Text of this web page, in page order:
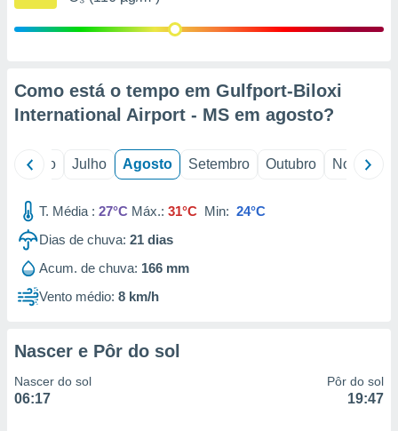
estudos
de
1199
Como está o tempo em Gulfport-Biloxi
International Airport - MS em agosto?
Junho Julho Agosto Setembro Outubro Novembro
T. Média : 27°C Máx.: 31°C Min: 24°C
Dias de chuva: 21 dias
Acum. de chuva: 166 mm
Vento médio: 8 km/h
Nascer e Pôr do sol
Nascer do sol
06:17
Pôr do sol
19:47